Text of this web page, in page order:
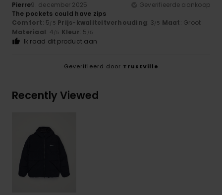
Pierre9. december 2025
Geverifieerde aankoop
The pockets could have zips
Comfort: 5/5 Prijs-kwaliteitverhouding: 3/5 Maat: Groot
Materiaal: 4/5 Kleur: 5 /5
Ik raad dit product aan
Geverifieerd door TrustVille
Recently Viewed